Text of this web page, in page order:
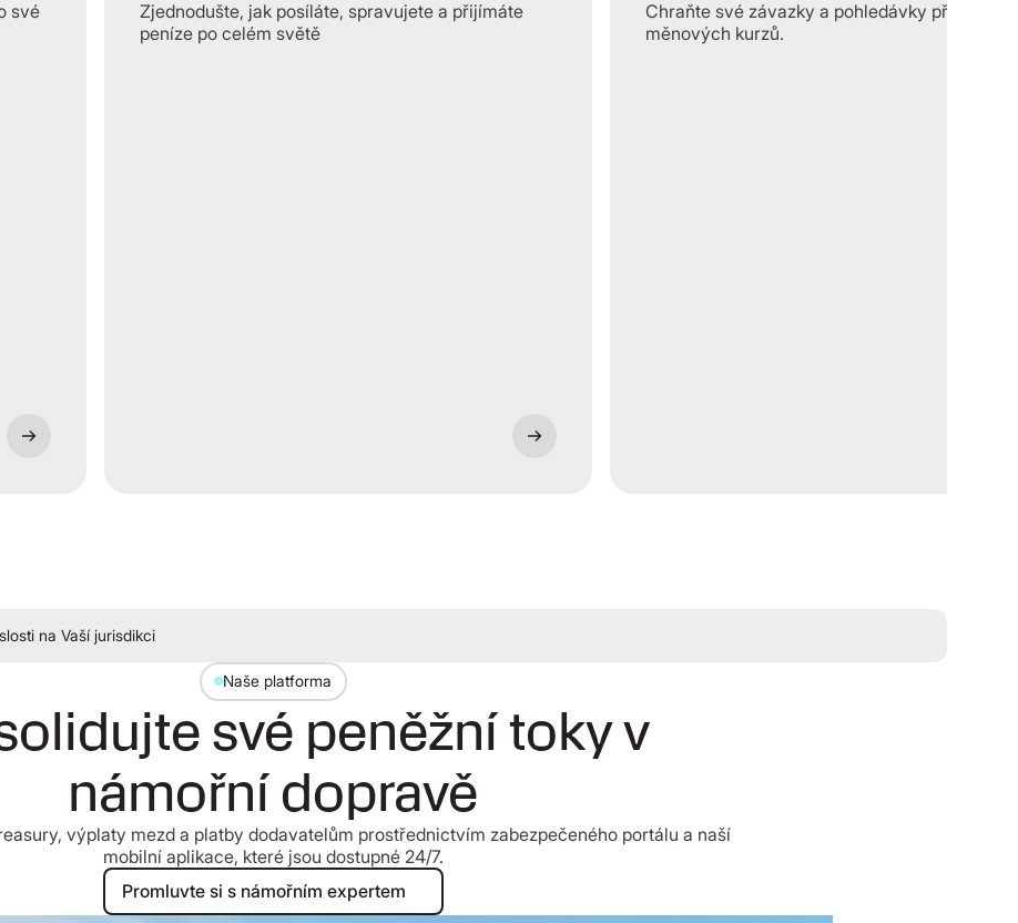
své
Zjednodušte, jak posíláte, spravujete a přijímáte
peníze po celém světě
Chraňte své závazky a pohledávky před
měnových kurzů.
na Vaší jurisdikci
Naše platforma
své peněžní toky v
námořní dopravě
výplaty mezd a platby dodavatelům prostřednictvím zabezpečeného portálu a naší
mobilní aplikace, které jsou dostupné 24/7.
Promluvte si s námořním expertem
Promluvte si s námořním expertem